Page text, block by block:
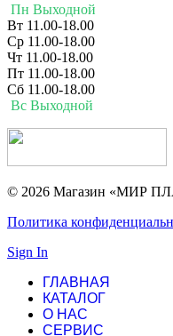
Пн Выходной
Вт 11.00-18.00
Ср 11.00-18.00
Чт 11.00-18.00
Пт 11.00-18.00
Сб 11.00-18.00
Вс Выходной
© 2026 Магазин «МИР
Политика
Sign In
ГЛАВНАЯ
КАТАЛОГ
О НАС
СЕРВИС